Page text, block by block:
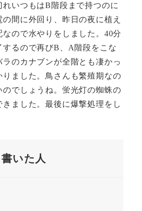
れいつもはB階段まで持つのに
間に外回り、昨日の夜に植え
なので水やりをしました。40分
するので再びB、A階段をこな
のカナブンが全階とも凄かっ
りました。鳥さんも繁殖期なの
のでしょうね。蛍光灯の蜘蛛の
ました。最後に爆撃処理をし
いた人